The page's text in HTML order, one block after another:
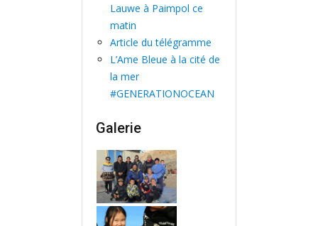
Lauwe à Paimpol ce
matin
Article du télégramme
L’Ame Bleue à la cité de
la mer
#GENERATIONOCEAN
Galerie